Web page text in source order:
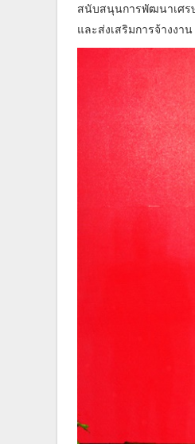
สนับสนุนการพัฒนาเศรษ
และส่งเสริมการจ้างงาน